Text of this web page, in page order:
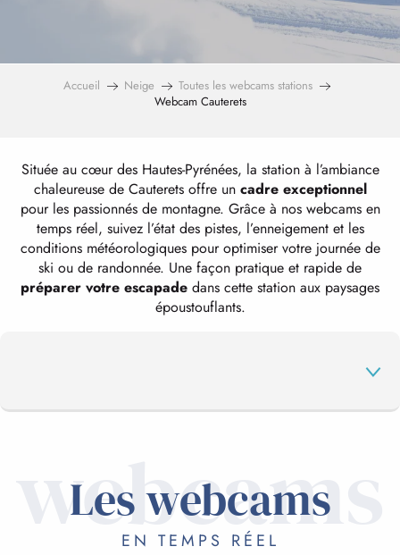
Accueil Neige
Toutes les webcams stations
Webcam Cauterets
Située au cœur des Hautes-Pyrénées, la station à l’ambiance
chaleureuse de Cauterets offre uncadre exceptionnel
pour les passionnés de montagne. Grâce à nos webcams en
temps réel, suivez l’état des pistes, l’enneigement et les
conditions météorologiques pour optimiser votre journée de
ski ou de randonnée. Une façon pratique et rapide de
préparer votre escapade dans cette station aux paysages
époustouflants.
webcams
Les webcams
EN TEMPS RÉEL